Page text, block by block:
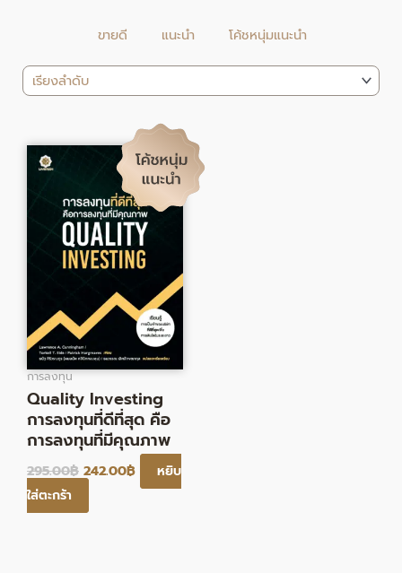
ขายดี แนะนำ โค้ชหนุ่มแนะนำ
การลงทุน
Quality Investing
การลงทุนที่ดีที่สุด คือ
การลงทุนที่มีคุณภาพ
295.00฿
Original
price
295.00฿.
242.00฿
Current
price
is:
242.00฿.
หยิบ
ใส่ตะกร้า